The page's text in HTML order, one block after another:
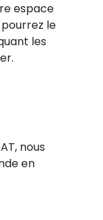
espace
le
les
nous
en